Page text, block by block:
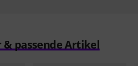
& passende Artikel